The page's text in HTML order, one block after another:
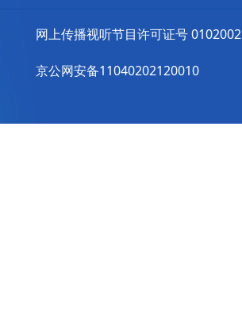
网上传播视听节目许可证号 0102002
京公网安备11040202120010